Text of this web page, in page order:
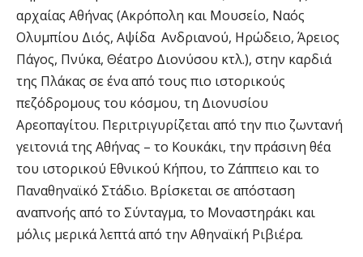
αρχαίας Αθήνας (Ακρόπολη και Μουσείο, Ναός
Ολυμπίου Διός, Αψίδα Ανδριανού, Ηρώδειο, Άρειος
Πάγος, Πνύκα, Θέατρο Διονύσου κτλ.), στην καρδιά
της Πλάκας σε ένα από τους πιο ιστορικούς
πεζόδρομους του κόσμου, τη Διονυσίου
Αρεοπαγίτου. Περιτριγυρίζεται από την πιο ζωντανή
γειτονιά της Αθήνας – το Κουκάκι, την πράσινη θέα
του ιστορικού Εθνικού Κήπου, το Ζάππειο και το
Παναθηναϊκό Στάδιο. Βρίσκεται σε απόσταση
αναπνοής από το Σύνταγμα, το Μοναστηράκι και
μόλις μερικά λεπτά από την Αθηναϊκή Ριβιέρα.